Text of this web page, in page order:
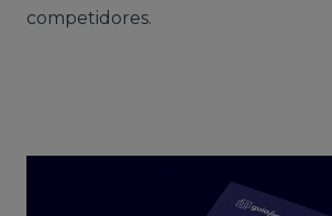
competidores.